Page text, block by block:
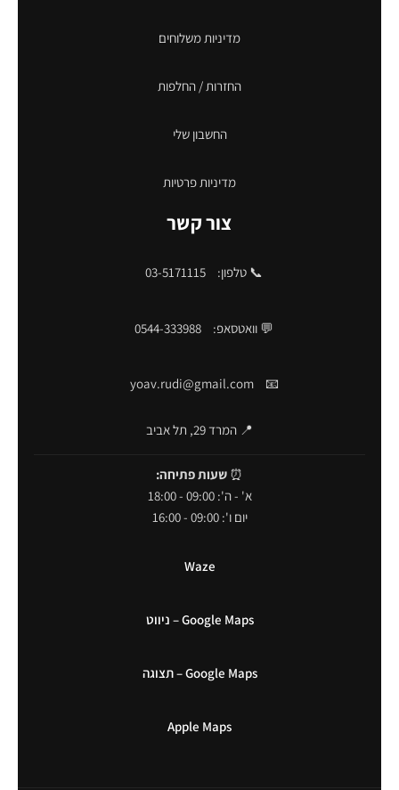
מדיניות משלוחים
החזרות / החלפות
החשבון שלי
מדיניות פרטיות
צור קשר
📞 טלפון: 03-5171115
💬 וואטסאפ: 0544-333988
📧
yoav.rudi@gmail.com
📍 המרד 29, תל אביב
⏰ שעות פתיחה:
א' - ה': 09:00 - 18:00
יום ו': 09:00 - 16:00
Waze
Google Maps – ניווט
Google Maps – תצוגה
Apple Maps